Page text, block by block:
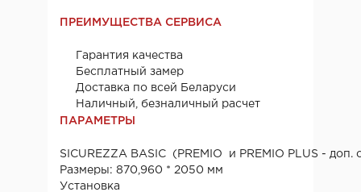
ПРЕИМУЩЕСТВА СЕРВИСА
Гарантия качества
Бесплатный замер
Доставка по всей Беларуси
Наличный, безналичный расчет
ПАРАМЕТРЫ
SICUREZZA BASIC (PREMIO и PREMIO PLUS - доп.
Размеры: 870,960 * 2050 мм
Установка